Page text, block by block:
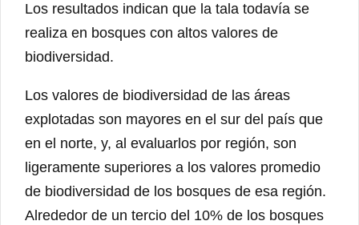
Los resultados indican que la tala todavía se
realiza en bosques con altos valores de
biodiversidad.
Los valores de biodiversidad de las áreas
explotadas son mayores en el sur del país que
en el norte, y, al evaluarlos por región, son
ligeramente superiores a los valores promedio
de biodiversidad de los bosques de esa región.
Alrededor de un tercio del 10% de los bosques